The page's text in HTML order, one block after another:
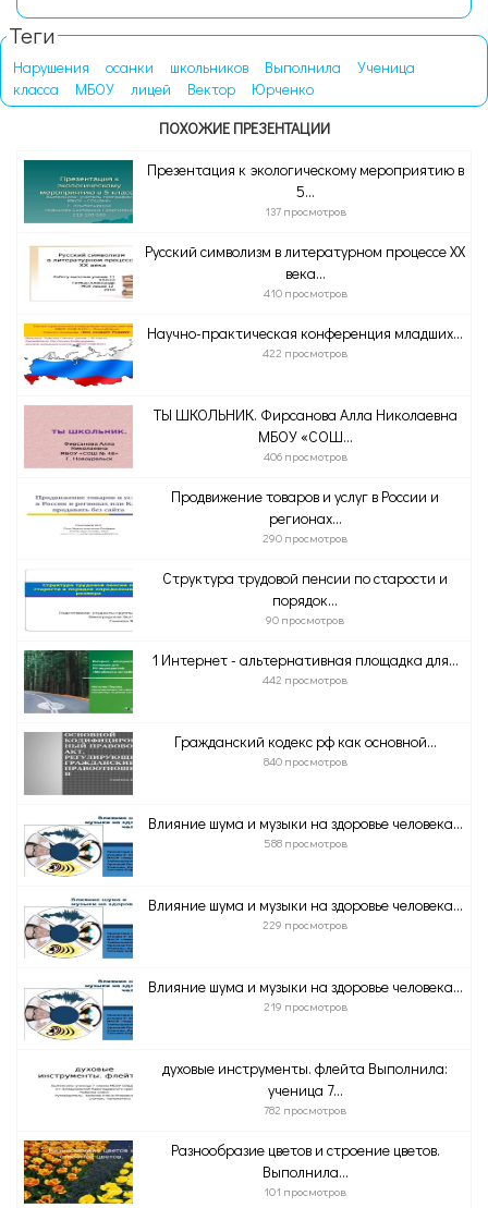
Теги
Нарушения осанки школьников Выполнила
Ученица
класса
МБОУ лицей Вектор
Юрченко
ПОХОЖИЕ ПРЕЗЕНТАЦИИ
Презентация к экологическому мероприятию в
5...
137 просмотров
Русский символизм в литературном процессе XX
века...
410 просмотров
Научно-практическая конференция младших...
422 просмотров
ТЫ ШКОЛЬНИК. Фирсанова Алла Николаевна
МБОУ «СОШ...
406 просмотров
Продвижение товаров и услуг в России и
регионах...
290 просмотров
Структура трудовой пенсии по старости и
порядок...
90 просмотров
1 Интернет - альтернативная площадка для...
442 просмотров
Гражданский кодекс рф как основной...
840 просмотров
Влияние шума и музыки на здоровье человека...
588 просмотров
Влияние шума и музыки на здоровье человека...
229 просмотров
Влияние шума и музыки на здоровье человека...
219 просмотров
духовые инструменты. флейта Выполнила:
ученица 7...
782 просмотров
Разнообразие цветов и строение цветов.
Выполнила...
101 просмотров